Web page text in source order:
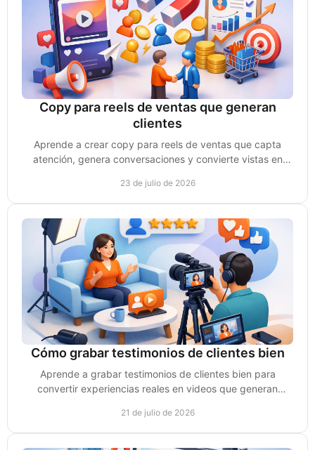
Copy para reels de ventas que generan
clientes
Aprende a crear copy para reels de ventas que capta
atención, genera conversaciones y convierte vistas en
23 de julio de 2026
Cómo grabar testimonios de clientes bien
Aprende a grabar testimonios de clientes bien para
convertir experiencias reales en videos que generan
21 de julio de 2026